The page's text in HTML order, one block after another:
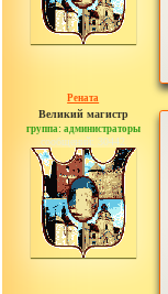
Рената
Великий магистр
группа: администраторы
сообщений: 30442